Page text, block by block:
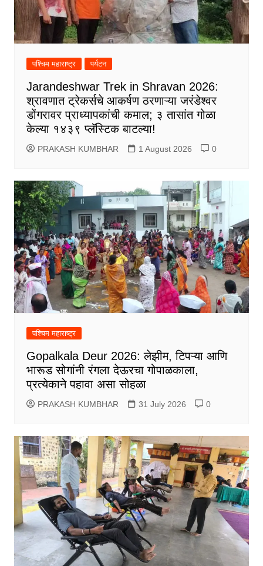
पश्चिम महाराष्ट्र पर्यटन
Jarandeshwar Trek in Shravan 2026:
श्रावणात ट्रेकर्सचे आकर्षण ठरणाऱ्या जरंडेश्वर
डोंगरावर प्राध्यापकांची कमाल; ३ तासांत गोळा
केल्या १४३९ प्लॅस्टिक बाटल्या!
PRAKASH KUMBHAR 1 August 2026 0
पश्चिम महाराष्ट्र
Gopalkala Deur 2026: लेझीम, टिपऱ्या आणि
भारूड सोगांनी रंगला देऊरचा गोपाळकाला,
प्रत्येकाने पहावा असा सोहळा
PRAKASH KUMBHAR 31 July 2026 0